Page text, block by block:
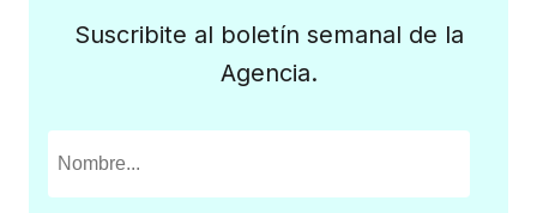
Suscribite al boletín semanal de la
Agencia.